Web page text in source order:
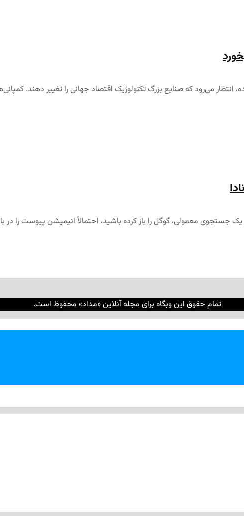
انتظار می‌رود که صنایع بزرگ تکنولوژیک اقتصاد جهانی را تغییر دهند.
یک جستجوی معمولی، گوگل را باز کرده باشید، احتمالاً انیمیشن پیوست را
تمام حقوق این وبگاه برای مجله آنلاین «مداد» محفوظ است.